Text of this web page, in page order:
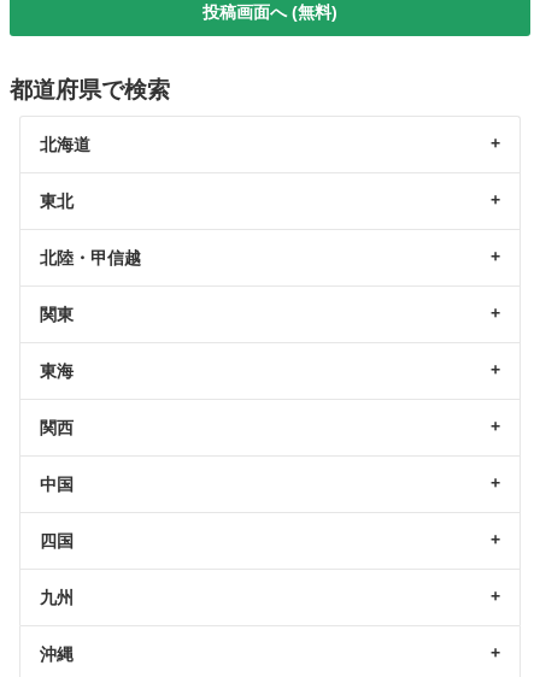
投稿画面へ (無料)
都道府県で検索
北海道
東北
北陸・甲信越
関東
東海
関西
中国
四国
九州
沖縄